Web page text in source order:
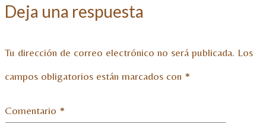
Deja una respuesta
Tu dirección de correo electrónico no será publicada. Los
campos obligatorios están marcados con *
Comentario *